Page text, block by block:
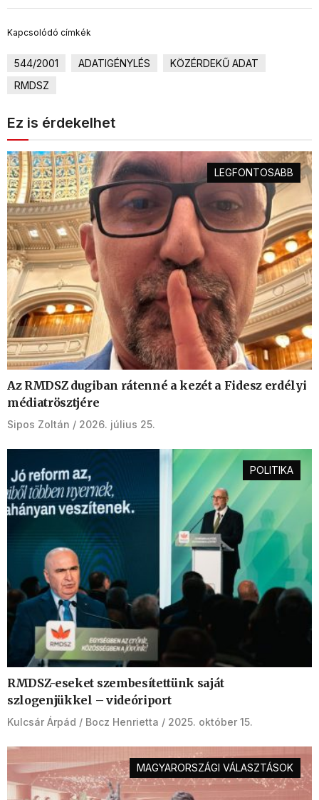
Kapcsolódó címkék
544/2001 ADATIGÉNYLÉS
KÖZÉRDEKŰ ADAT
RMDSZ
Ez is érdekelhet
LEGFONTOSABB
Az RMDSZ dugiban rátenné a kezét a Fidesz erdélyi
médiatrösztjére
Sipos Zoltán 2026. július 25.
POLITIKA
RMDSZ-eseket szembesítettünk saját
szlogenjükkel – videóriport
Kulcsár Árpád Bocz Henrietta 2025. október 15.
MAGYARORSZÁGI VÁLASZTÁSOK